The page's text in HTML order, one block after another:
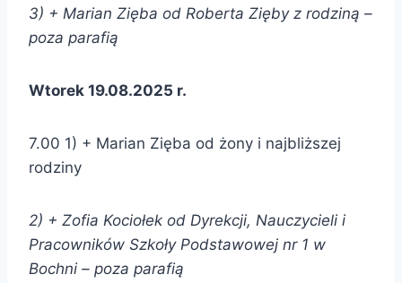
3) + Marian Zięba od Roberta Zięby z rodziną –
poza parafią
Wtorek 19.08.2025 r.
7.00 1) + Marian Zięba od żony i najbliższej
rodziny
2) + Zofia Kociołek od Dyrekcji, Nauczycieli i
Pracowników Szkoły Podstawowej nr 1 w
Bochni – poza parafią